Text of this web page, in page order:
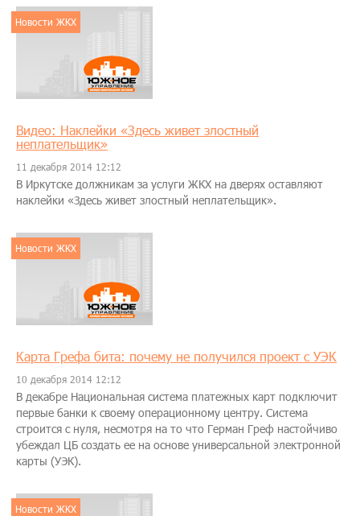
Новости ЖКХ
Видео: Наклейки «Здесь живет злостный
неплательщик»
11 декабря 2014 12:12
В Иркутске должникам за услуги ЖКХ на дверях оставляют
наклейки «Здесь живет злостный неплательщик».
Новости ЖКХ
Карта Грефа бита: почему не получился проект с УЭК
10 декабря 2014 12:12
В декабре Национальная система платежных карт подключит
первые банки к своему операционному центру. Система
строится с нуля, несмотря на то что Герман Греф настойчиво
убеждал ЦБ создать ее на основе универсальной электронной
карты (УЭК).
Новости ЖКХ